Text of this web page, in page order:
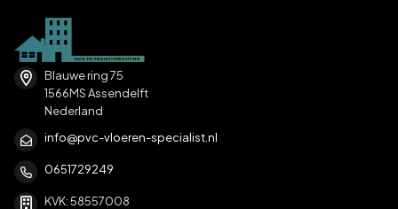
Blauwe ring 75
1566MS Assendelft
Nederland
info@pvc-vloeren-specialist.nl
0651729249
KVK: 58557008